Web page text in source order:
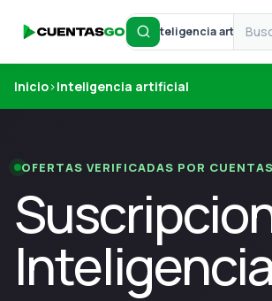
Inteligencia artificial
Inicio›Inteligencia artificial
OFERTAS VERIFICADAS POR